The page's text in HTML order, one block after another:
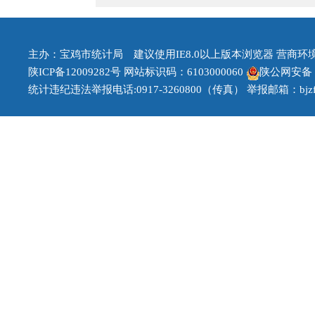
主办：宝鸡市统计局 建议使用IE8.0以上版本浏览器 营商环
陕ICP备12009282号 网站标识码：6103000060
陕公网安备
统计违纪违法举报电话:0917-3260800（传真） 举报邮箱：